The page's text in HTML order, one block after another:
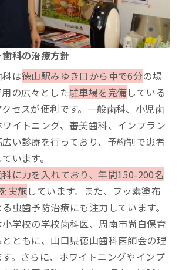
科の治療方針
は徳山駅みゆき口から車で6分の場
の広々とした駐車場を完備している
セスが便利です。一般歯科、小児歯
イトニング、審美歯科、インプラン
い診療を行っており、予約制で患者
います。
科に力を入れており、年間150-200名
実施しています。また、フッ素塗布
虫歯予防治療にも注力しています。
学校の学校歯科医、周南市尚白保育
ともに、山口県徳山歯科医師会の理
。さらに、ホワイトニングやインプ